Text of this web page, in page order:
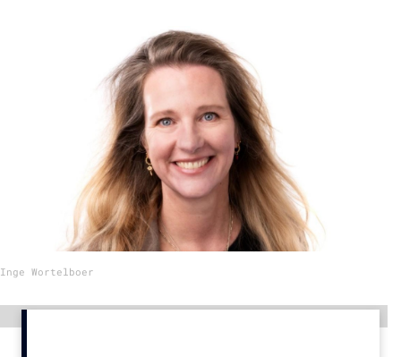
9 sept: GenAI-training
12 nov: MarketingLive!
Academy
Inge Wortelboer